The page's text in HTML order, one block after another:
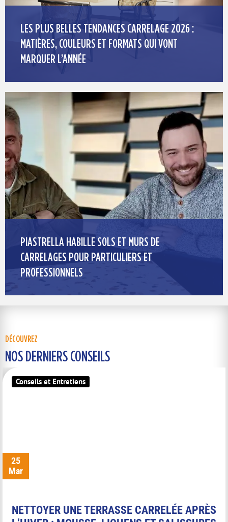
LES PLUS BELLES TENDANCES CARRELAGE 2026 :
MATIÈRES, COULEURS ET FORMATS QUI VONT
MARQUER L’ANNÉE
PIASTRELLA HABILLE SOLS ET MURS DE
CARRELAGES POUR PARTICULIERS ET
PROFESSIONNELS
DÉCOUVREZ
NOS DERNIERS CONSEILS
25
Mar
Conseils et Entretiens
NETTOYER UNE TERRASSE CARRELÉE APRÈS